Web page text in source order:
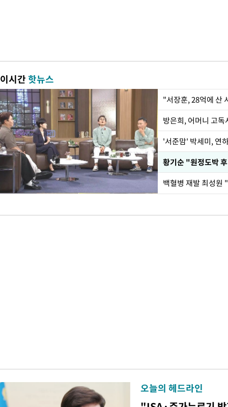
이시간핫뉴스
"서장훈, 28억에 산
방은희, 어머니 고
'서준맘' 박세미, 연
황기순 "원정도박
백혈병 재발 최성원
오늘의 헤드라인